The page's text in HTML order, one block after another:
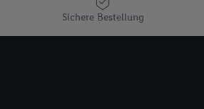
Sichere Bestellung